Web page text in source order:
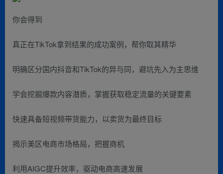
你会得到
真正在TikTok拿到结果的成功案例，帮你取其精华
明确区分国内抖音和TikTok的异与同，避坑先入为主思维
学会挖掘爆款内容潜质，掌握获取稳定流量的关键要素
快速具备短视频带货能力，以卖货为最终目标
揭示美区电商市场格局，把握商机
利用AIGC提升效率，驱动电商高速发展